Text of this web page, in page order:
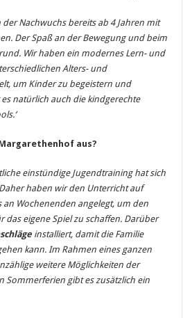
der Nachwuchs bereits ab 4 Jahren mit
Der Spaß an der Bewegung und beim
Wir haben ein modernes Lern- und
Alters- und
um Kinder zu begeistern und
natürlich auch die kindgerechte
aus?
einstündige Jugendtraining hat sich
haben wir den Unterricht auf
Wochenenden angelegt, um den
das eigene Spiel zu schaffen. Darüber
installiert, damit die Familie
kann. Im Rahmen eines ganzen
weitere Möglichkeiten der
Sommerferien gibt es zusätzlich ein